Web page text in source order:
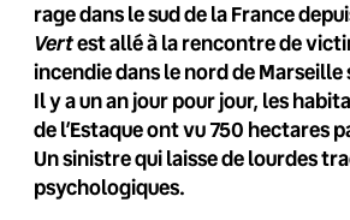
rage dans le sud de la France
Vertest allé à la rencontre de
incendie dans le nord de Marseille
Il y a un an jour pour jour, les
de l’Estaque ont vu 750 hectares
Un sinistre qui laisse de lourdes
psychologiques.